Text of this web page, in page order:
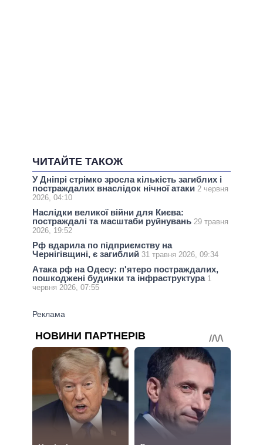
ЧИТАЙТЕ ТАКОЖ
У Дніпрі стрімко зросла кількість загиблих і
постраждалих внаслідок нічної атаки 2 червня
2026, 04:10
Наслідки великої війни для Києва:
постраждалі та масштаби руйнувань 29 травня
2026, 19:52
Рф вдарила по підприємству на
Чернігівщині, є загиблий 31 травня 2026, 09:34
Атака рф на Одесу: п'ятеро постраждалих,
пошкоджені будинки та інфраструктура 1
червня 2026, 07:55